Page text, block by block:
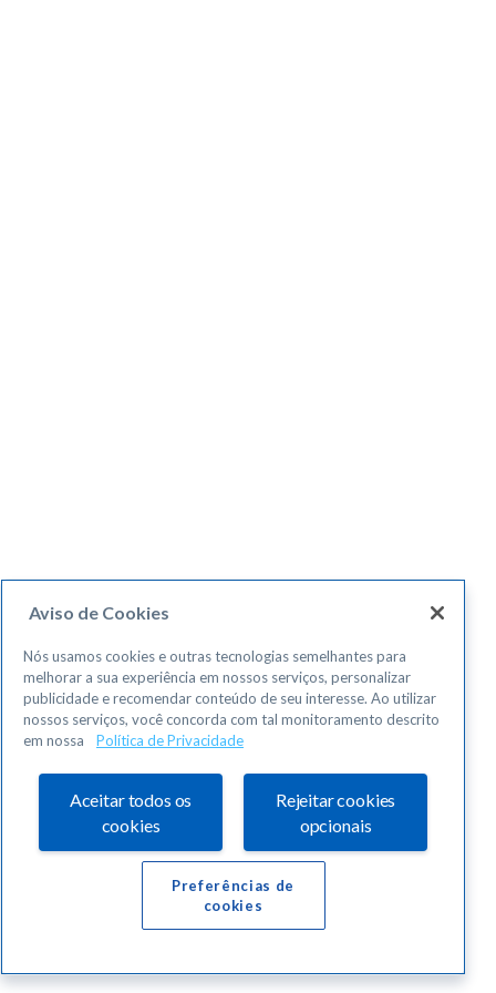
Aviso de Cookies
Nós usamos cookies e outras tecnologias semelhantes para
melhorar a sua experiência em nossos serviços, personalizar
publicidade e recomendar conteúdo de seu interesse. Ao utilizar
nossos serviços, você concorda com tal monitoramento descrito
em nossa
Política de Privacidade
Aceitar todos os
cookies
Rejeitar cookies
opcionais
Preferências de
cookies